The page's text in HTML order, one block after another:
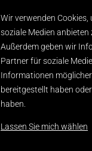
Wir verwenden
soziale Medien anbieten
Außerdem geben wir
Partner für soziale
Informationen
bereitgestellt haben
haben.
Lassen Sie mich wählen